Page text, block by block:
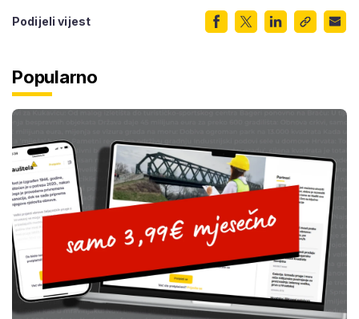
Podijeli vijest
Popularno